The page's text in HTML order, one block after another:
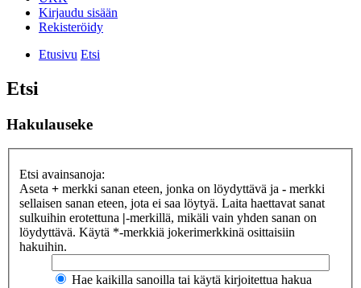
Kirjaudu sisään
Rekisteröidy
Etusivu Etsi
Etsi
Hakulauseke
Etsi avainsanoja:
Aseta + merkki sanan eteen, jonka on löydyttävä ja - merkki
sellaisen sanan eteen, jota ei saa löytyä. Laita haettavat sanat
sulkuihin erotettuna |-merkillä, mikäli vain yhden sanan on
löydyttävä. Käytä *-merkkiä jokerimerkkinä osittaisiin
hakuihin.
Hae kaikilla sanoilla tai käytä kirjoitettua hakua